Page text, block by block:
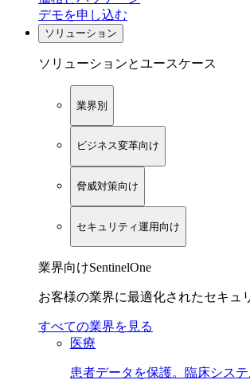
デモを申し込む
ソリューション
ソリューションとユースケース
業界別
ビジネス変革向け
脅威対策向け
セキュリティ運用向け
業界向けSentinelOne
お客様の業界に最適化されたセキュ
すべての業界を見る
医療
患者データを保護。臨床システ